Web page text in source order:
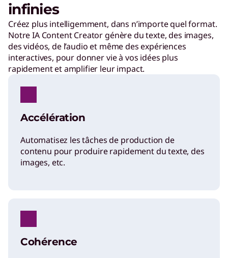
infinies
Créez plus intelligemment, dans n’importe quel format.
Notre IA Content Creator génère du texte, des images,
des vidéos, de l’audio et même des expériences
interactives, pour donner vie à vos idées plus
rapidement et amplifier leur impact.
Accélération
Automatisez les tâches de production de
contenu pour produire rapidement du texte, des
images, etc.
Cohérence